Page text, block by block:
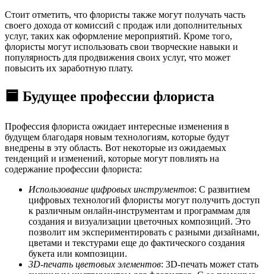
Стоит отметить, что флористы также могут получать часть
своего дохода от комиссий с продаж или дополнительных
услуг, таких как оформление мероприятий. Кроме того,
флористы могут использовать свои творческие навыки и
популярность для продвижения своих услуг, что может
повысить их заработную плату.
🟦 Будущее профессии флориста
Профессия флориста ожидает интересные изменения в
будущем благодаря новым технологиям, которые будут
внедрены в эту область. Вот некоторые из ожидаемых
тенденций и изменений, которые могут повлиять на
содержание профессии флориста:
Использование цифровых инструментов: С развитием
цифровых технологий флористы могут получить доступ
к различным онлайн-инструментам и программам для
создания и визуализации цветочных композиций. Это
позволит им экспериментировать с разными дизайнами,
цветами и текстурами еще до фактического создания
букета или композиции.
3D-печать цветовых элементов: 3D-печать может стать